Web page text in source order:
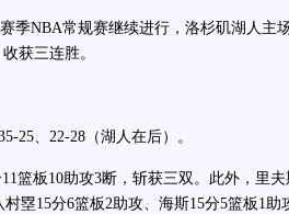
NBA常规赛继续进行，洛杉矶湖人主
获三连胜。
、22-28（湖人在后）。
板10助攻3断，斩获三双。此外，里夫
塁15分6篮板2助攻、海斯15分5篮板1助